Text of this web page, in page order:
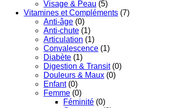
Visage & Peau (5)
Vitamines et Compléments (7)
Anti-âge (0)
Anti-chute (1)
Articulation (1)
Convalescence (1)
Diabète (1)
Digestion & Transit (0)
Douleurs & Maux (0)
Enfant (0)
Femme (0)
Féminité (0)